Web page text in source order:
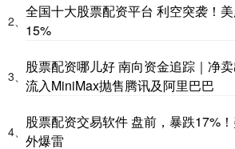
2、
全国十大股票配资平台 利空突袭！
15%
3、
股票配资哪儿好 南向资金追踪｜净
流入MiniMax抛售腾讯及阿里巴巴
4、
股票配资交易软件 盘前，暴跌17%
外爆雷